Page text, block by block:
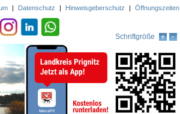
Schriftgröße
| Datenschutz | Hinweisgeberschutz | Öffnungszeiten